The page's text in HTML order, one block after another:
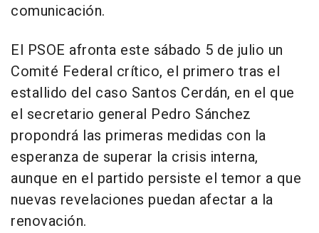
comunicación.
El PSOE afronta este sábado 5 de julio un
Comité Federal crítico, el primero tras el
estallido del caso Santos Cerdán, en el que
el secretario general Pedro Sánchez
propondrá las primeras medidas con la
esperanza de superar la crisis interna,
aunque en el partido persiste el temor a que
nuevas revelaciones puedan afectar a la
renovación.